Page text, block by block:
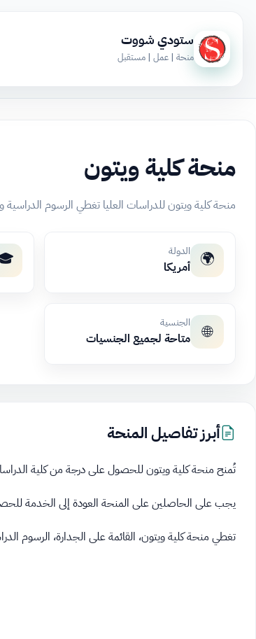
ستودي شووت
منحة | عمل | مستقبل
منحة كلية ويتون
منحة كلية ويتون للدراسات العليا تغطي الرسوم الدراسية
🌍 الدولة
أمريكا
🌐 الجنسية
متاحة لجميع الجنسيات
أبرز تفاصيل المنحة
تُمنح منحة كلية ويتون للحصول على درجة من كلية
يجب على الحاصلين على المنحة العودة إلى الخدمة
تغطي منحة كلية ويتون، القائمة على الجدارة، الرسوم